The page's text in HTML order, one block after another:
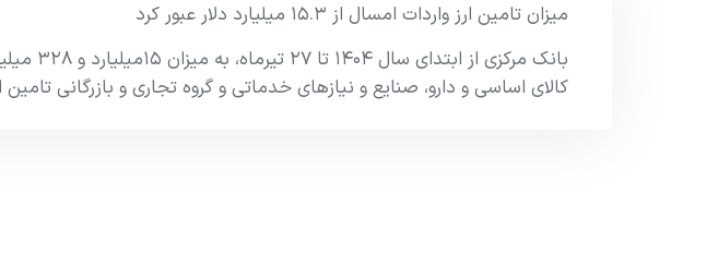
میزان تامین ارز واردات امسال از ۱۵.۳ میلیارد دلار عبور کرد
بانک مرکزی از
کالای اساسی و دارو، صنایع و نیازهای خدماتی و گروه تجاری و بازرگانی